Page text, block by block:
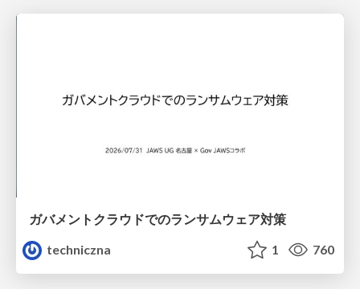
ガバメントクラウドでのランサムウェア対策
techniczna
1 760